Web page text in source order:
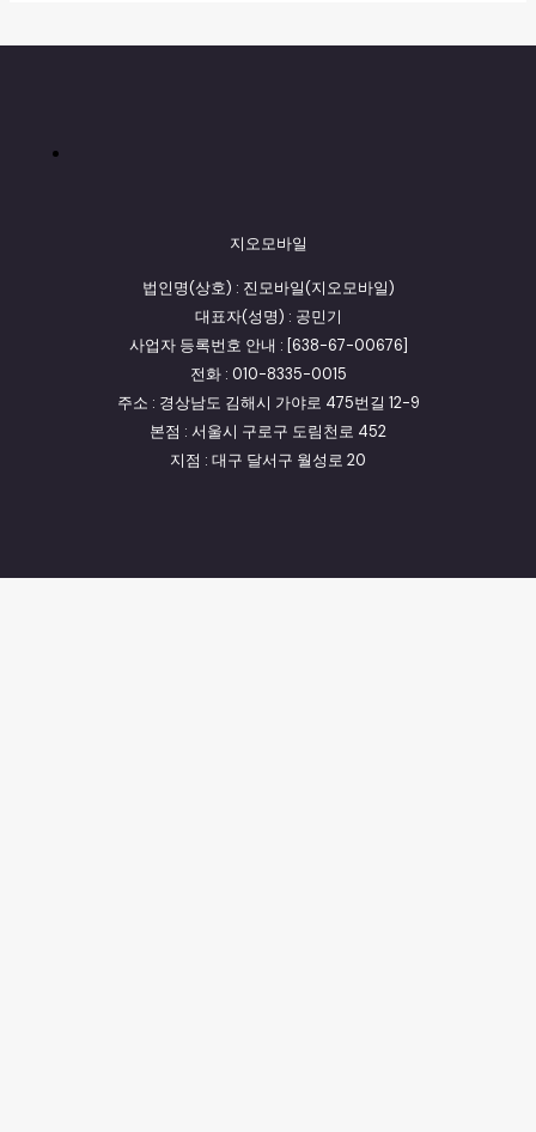
지오모바일
법인명(상호) : 진모바일(지오모바일)
대표자(성명) : 공민기
사업자 등록번호 안내 : [638-67-00676]
전화 : 010-8335-0015
주소 : 경상남도 김해시 가야로 475번길 12-9
본점 : 서울시 구로구 도림천로 452
지점 : 대구 달서구 월성로 20